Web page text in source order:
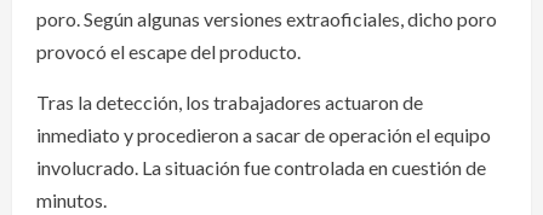
poro. Según algunas versiones extraoficiales, dicho poro
provocó el escape del producto.
Tras la detección, los trabajadores actuaron de
inmediato y procedieron a sacar de operación el equipo
involucrado. La situación fue controlada en cuestión de
minutos.